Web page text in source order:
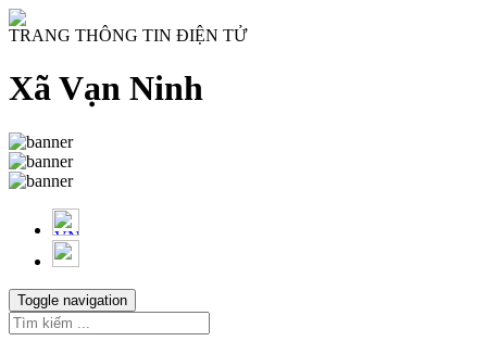
TRANG THÔNG TIN ĐIỆN TỬ
Xã Vạn Ninh
Toggle navigation